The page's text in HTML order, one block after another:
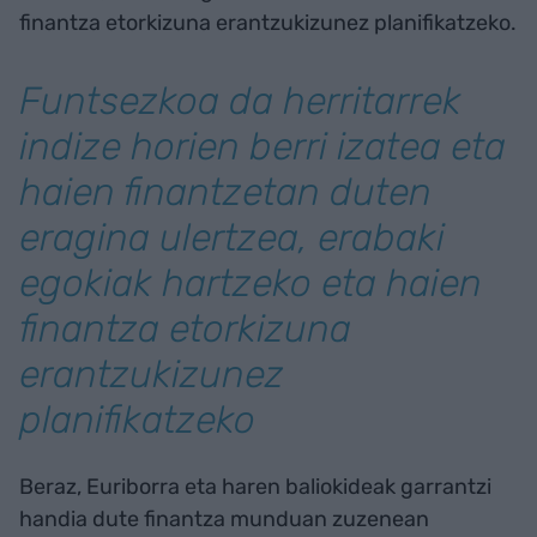
finantza etorkizuna erantzukizunez planifikatzeko.
Funtsezkoa da herritarrek
indize horien berri izatea eta
haien finantzetan duten
eragina ulertzea, erabaki
egokiak hartzeko eta haien
finantza etorkizuna
erantzukizunez
planifikatzeko
Beraz, Euriborra eta haren baliokideak garrantzi
handia dute finantza munduan zuzenean